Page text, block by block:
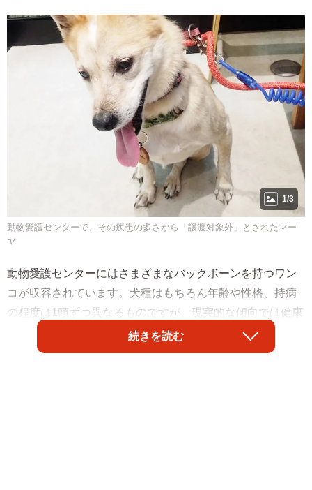
1/3
動物愛護センターで、その疾患の多さから「譲渡対象外」とされたマー
ヤ
動物愛護センターにはさまざまなバックボーンを持つワン
コが収容されています。犬種はもちろん年齢や性格、持病
の程度は1頭ずつ異なるものですが、現実的な傾向では健康
で若いワンコほど、保護団体などで引き出される機会が多
い一方、そうでなく、シニア犬だったり、重篤な持病があ
続きを読む